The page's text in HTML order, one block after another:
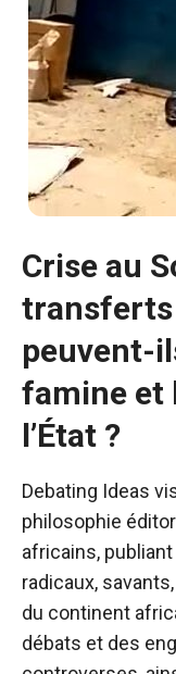
Crise au
peuvent-
famine et
l’État ?
Debating Ideas
philosophie
africains,
radicaux,
du continent
débats et des